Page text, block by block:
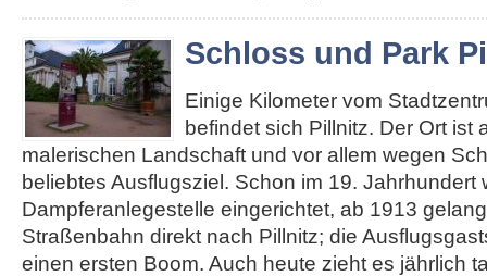
Schloss und Park
Einige Kilometer vom
befindet sich Pillnitz. Der Ort ist
malerischen Landschaft und vor allem wegen
beliebtes Ausflugsziel. Schon im 19. Jahrhundert
Dampferanlegestelle eingerichtet, ab 1913
Straßenbahn direkt nach Pillnitz; die
einen ersten Boom. Auch heute zieht es jährlich